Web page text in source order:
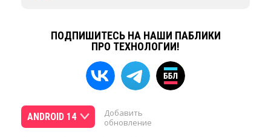
ПОДПИШИТЕСЬ НА НАШИ ПАБЛИКИ
ПРО ТЕХНОЛОГИИ!
ANDROID 14
Добавить
обновление